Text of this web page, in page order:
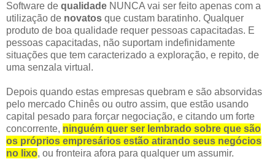
Software de qualidade NUNCA vai ser feito apenas com a
utilização de novatos que custam baratinho. Qualquer
produto de boa qualidade requer pessoas capacitadas. E
pessoas capacitadas, não suportam indefinidamente
situações que tem caracterizado a exploração, e repito, de
uma senzala virtual.
Depois quando estas empresas quebram e são absorvidas
pelo mercado Chinês ou outro assim, que estão usando
capital pesado para forçar negociação, e citando um forte
concorrente, ninguém quer ser lembrado sobre que são
os próprios empresários estão atirando seus negócios
no lixo, ou fronteira afora para qualquer um assumir.